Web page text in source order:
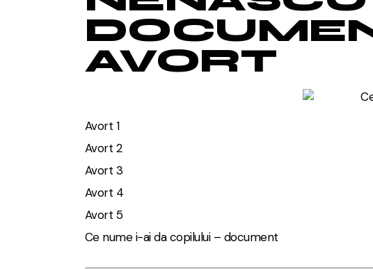
AVORT
Avort 1
Avort 2
Avort 3
Avort 4
Avort 5
Ce nume i-ai da copilului – document